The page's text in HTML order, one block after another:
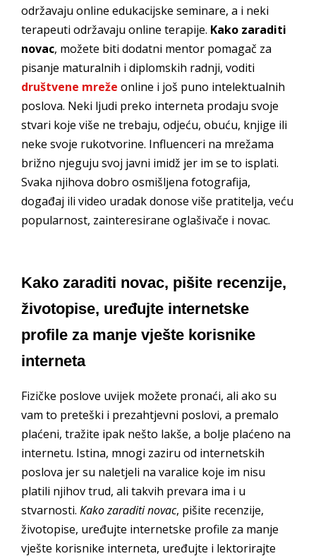
održavaju online edukacijske seminare, a i neki
terapeuti održavaju online terapije. Kako zaraditi
novac, možete biti dodatni mentor pomagač za
pisanje maturalnih i diplomskih radnji, voditi
društvene mreže online i još puno intelektualnih
poslova. Neki ljudi preko interneta prodaju svoje
stvari koje više ne trebaju, odjeću, obuću, knjige ili
neke svoje rukotvorine. Influenceri na mrežama
brižno njeguju svoj javni imidž jer im se to isplati.
Svaka njihova dobro osmišljena fotografija,
događaj ili video uradak donose više pratitelja, veću
popularnost, zainteresirane oglašivače i novac.
Kako zaraditi novac, pišite recenzije,
životopise, uređujte internetske
profile za manje vješte korisnike
interneta
Fizičke poslove uvijek možete pronaći, ali ako su
vam to preteški i prezahtjevni poslovi, a premalo
plaćeni, tražite ipak nešto lakše, a bolje plaćeno na
internetu. Istina, mnogi zaziru od internetskih
poslova jer su naletjeli na varalice koje im nisu
platili njihov trud, ali takvih prevara ima i u
stvarnosti. Kako zaraditi novac, pišite recenzije,
životopise, uređujte internetske profile za manje
vješte korisnike interneta, uređujte i lektorirajte